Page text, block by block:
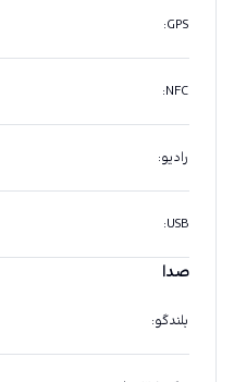
GPS
:
NFC
:
رادیو:
USB
:
صدا
بلندگو: